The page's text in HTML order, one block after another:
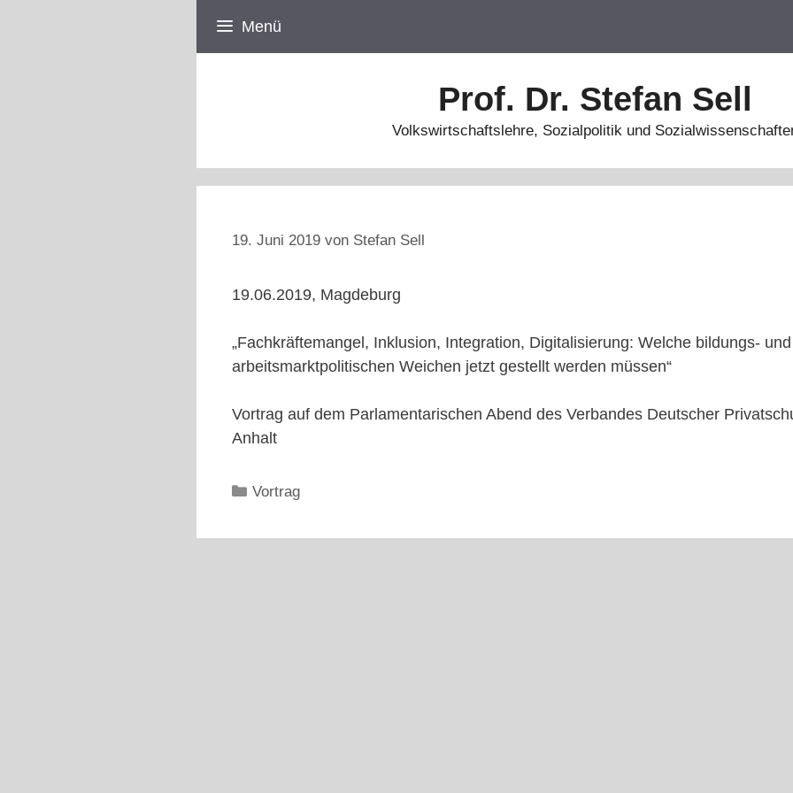
Menü
Prof. Dr. Stefan Sell
Volkswirtschaftslehre, Sozialpolitik und
19. Juni 2019 von Stefan Sell
19.06.2019, Magdeburg
„Fachkräftemangel, Inklusion, Integration, Digitalisierung: Welche bildungs- und
arbeitsmarktpolitischen Weichen jetzt gestellt werden müssen“
Vortrag auf dem Parlamentarischen Abend des Verbandes Deutscher
Anhalt
Kategorien
Vortrag